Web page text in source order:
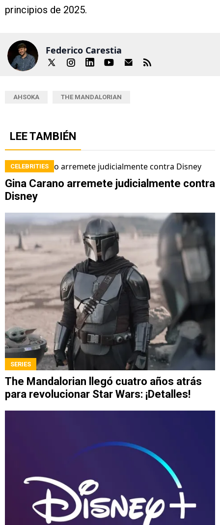
principios de 2025.
Federico Carestia
AHSOKA THE MANDALORIAN
LEE TAMBIÉN
CELEBRITIES
Gina Carano arremete judicialmente contra
Disney
SERIES
The Mandalorian llegó cuatro años atrás
para revolucionar Star Wars: ¡Detalles!